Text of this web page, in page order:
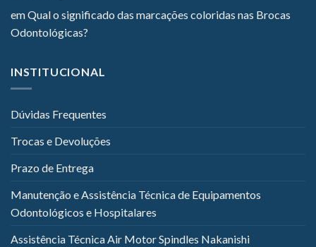
emQual o significado das marcações coloridas nas Brocas
Odontológicas?
INSTITUCIONAL
Dúvidas Frequentes
Trocas e Devoluções
Prazo de Entrega
Manutenção e Assistência Técnica de Equipamentos
Odontológicos e Hospitalares
Assistência Técnica Air Motor Spindles Nakanishi